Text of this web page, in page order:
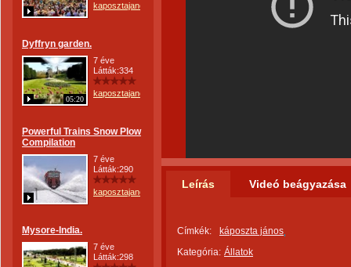
kaposztajanos
Dyffryn garden.
05:20
7 éve
Látták:334
kaposztajanos
Powerful Trains Snow Plow
Compilation
7 éve
Látták:290
kaposztajanos
Mysore-India.
7 éve
Látták:298
Leírás Videó beágyazása
Címkék:
káposzta jános
Kategória: Állatok